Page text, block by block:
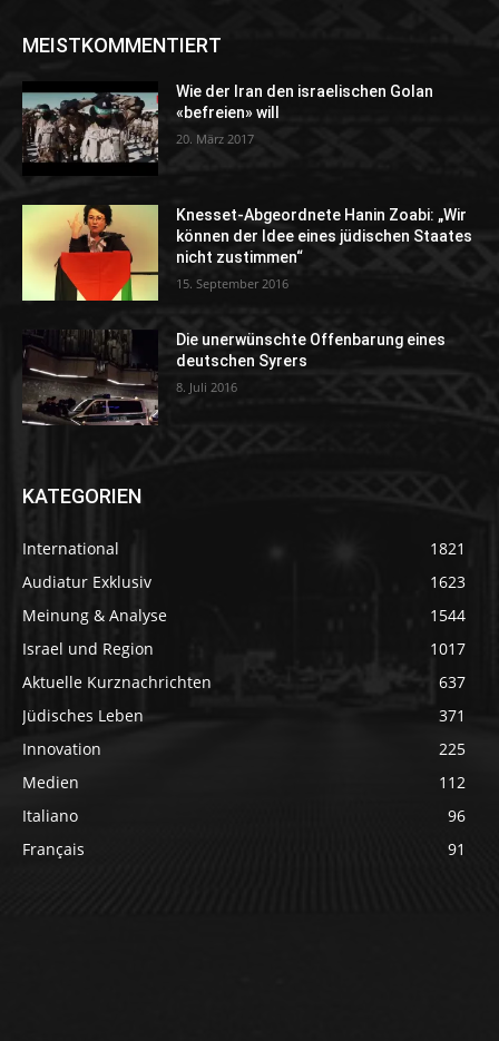
MEISTKOMMENTIERT
Wie der Iran den israelischen Golan
«befreien» will
20. März 2017
Knesset-Abgeordnete Hanin Zoabi: „Wir
können der Idee eines jüdischen Staates
nicht zustimmen“
15. September 2016
Die unerwünschte Offenbarung eines
deutschen Syrers
8. Juli 2016
KATEGORIEN
International
1821
Audiatur Exklusiv
1623
Meinung & Analyse
1544
Israel und Region
1017
Aktuelle Kurznachrichten
637
Jüdisches Leben
371
Innovation
225
Medien
112
Italiano
96
Français
91